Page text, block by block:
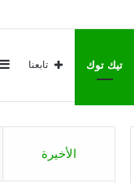
تيك توك تابعنا
الأخيرة